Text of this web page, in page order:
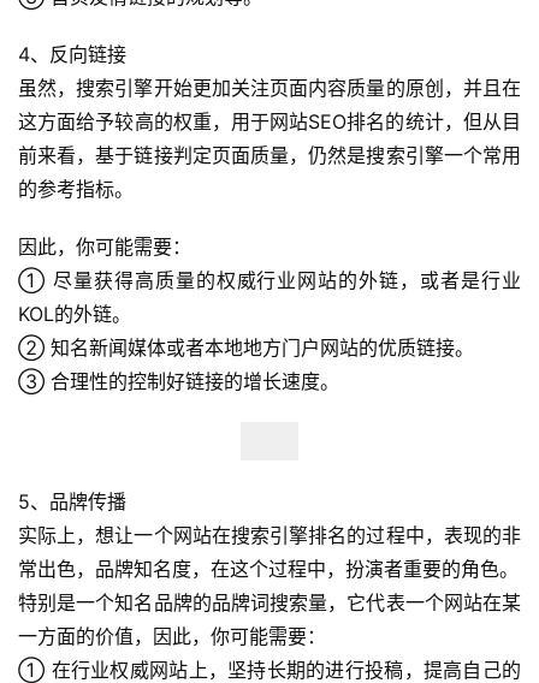
球
开
店
跨
境
百
社
媒
营
销
导
航
4、反向链接
虽然，搜索引擎开始更加关注页面内容质量的原创，并且在
这方面给予较高的权重，用于网站SEO排名的统计，但从目
前来看，基于链接判定页面质量，仍然是搜索引擎一个常用
的参考指标。
因此，你可能需要：
① 尽量获得高质量的权威行业网站的外链，或者是行业
KOL的外链。
② 知名新闻媒体或者本地地方门户网站的优质链接。
③ 合理性的控制好链接的增长速度。
5、品牌传播
实际上，想让一个网站在搜索引擎排名的过程中，表现的非
常出色，品牌知名度，在这个过程中，扮演者重要的角色。
特别是一个知名品牌的品牌词搜索量，它代表一个网站在某
一方面的价值，因此，你可能需要：
① 在行业权威网站上，坚持长期的进行投稿，提高自己的